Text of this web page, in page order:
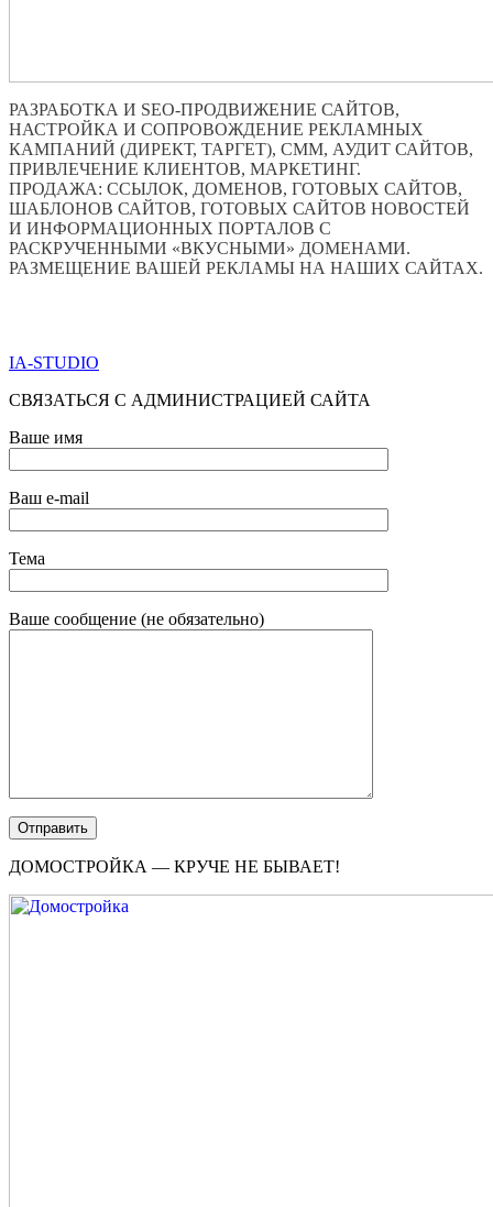
РАЗРАБОТКА И SEO-ПРОДВИЖЕНИЕ САЙТОВ,
НАСТРОЙКА И СОПРОВОЖДЕНИЕ РЕКЛАМНЫХ
КАМПАНИЙ (ДИРЕКТ, ТАРГЕТ), СММ, АУДИТ САЙТОВ,
ПРИВЛЕЧЕНИЕ КЛИЕНТОВ, МАРКЕТИНГ.
ПРОДАЖА: ССЫЛОК, ДОМЕНОВ, ГОТОВЫХ САЙТОВ,
ШАБЛОНОВ САЙТОВ, ГОТОВЫХ САЙТОВ НОВОСТЕЙ
И ИНФОРМАЦИОННЫХ ПОРТАЛОВ С
РАСКРУЧЕННЫМИ «ВКУСНЫМИ» ДОМЕНАМИ.
РАЗМЕЩЕНИЕ ВАШЕЙ РЕКЛАМЫ НА НАШИХ САЙТАХ.
IA-STUDIO
СВЯЗАТЬСЯ С АДМИНИСТРАЦИЕЙ САЙТА
Ваше имя
Ваш e-mail
Тема
Ваше сообщение (не обязательно)
ДОМОСТРОЙКА — КРУЧЕ НЕ БЫВАЕТ!